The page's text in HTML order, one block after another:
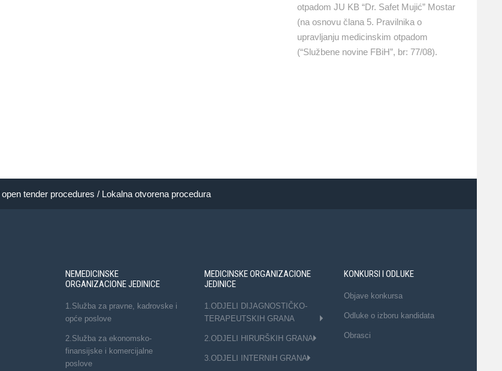
otpadom JU KB “Dr. Safet Mujić” Mostar
(na osnovu člana 5. Pravilnika o
upravljanju medicinskim otpadom
(“Službene novine FBiH”, br: 77/08).
tender procedures / Lokalna otvorena procedura
NEMEDICINSKE
ORGANIZACIONE JEDINICE
1.Služba za pravne, kadrovske i
opće poslove
2.Služba za ekonomsko-
finansijske i komercijalne
poslove
MEDICINSKE ORGANIZACIONE
JEDINICE
1.ODJELI DIJAGNOSTIČKO-
TERAPEUTSKIH GRANA
2.ODJELI HIRURŠKIH GRANA
3.ODJELI INTERNIH GRANA
KONKURSI I ODLUKE
Objave konkursa
Odluke o izboru kandidata
Obrasci